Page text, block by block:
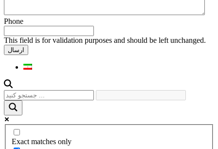
Phone
This field is for validation purposes and should be left unchanged.
Exact matches only